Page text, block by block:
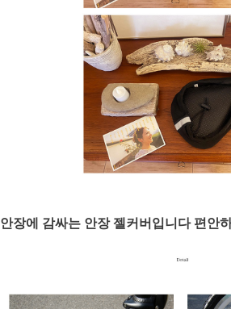
안장에 감싸는 안장 젤커버입니다 편안